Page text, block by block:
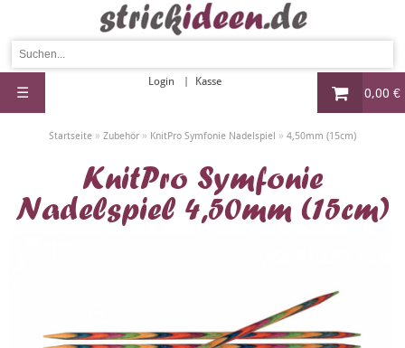
0,00 €
Login Kasse
☰
Startseite » Zubehör » KnitPro Symfonie Nadelspiel » 4,50mm (15cm)
KnitPro Symfonie
Nadelspiel 4,50mm (15cm)